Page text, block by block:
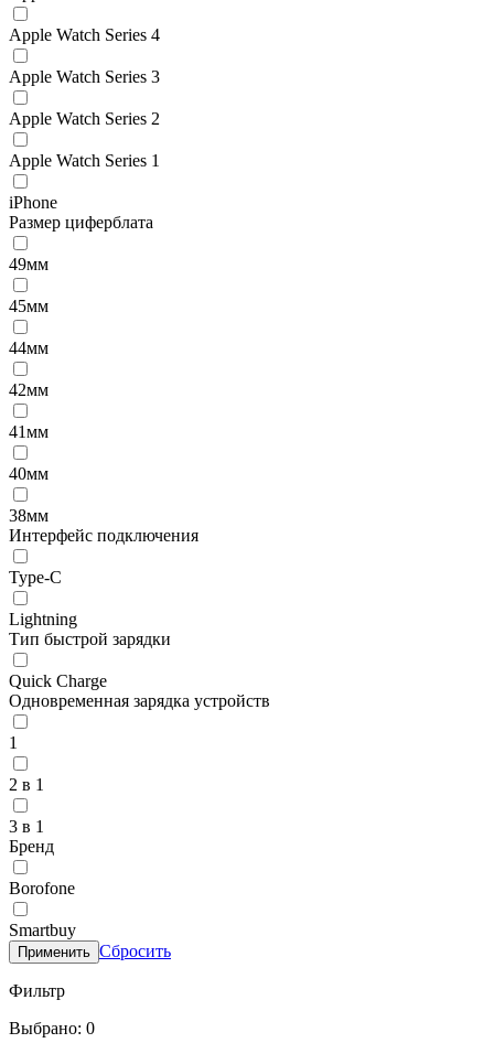
Apple Watch Series 4
Apple Watch Series 3
Apple Watch Series 2
Apple Watch Series 1
iPhone
Размер циферблата
49мм
45мм
44мм
42мм
41мм
40мм
38мм
Интерфейс подключения
Type-C
Lightning
Тип быстрой зарядки
Quick Charge
Одновременная зарядка устройств
1
2 в 1
3 в 1
Бренд
Borofone
Smartbuy
Применить Сбросить
Фильтр
Выбрано: 0